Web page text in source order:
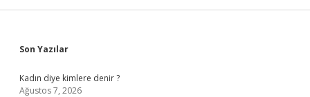
Sidebar
Son Yazılar
Kadın diye kimlere denir ?
Ağustos 7, 2026